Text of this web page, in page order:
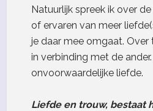
Natuurlijk spreek ik over
of ervaren van meer
je daar mee omgaat. Over
in verbinding met de
onvoorwaardelijke liefde.
Liefde en trouw, bestaat